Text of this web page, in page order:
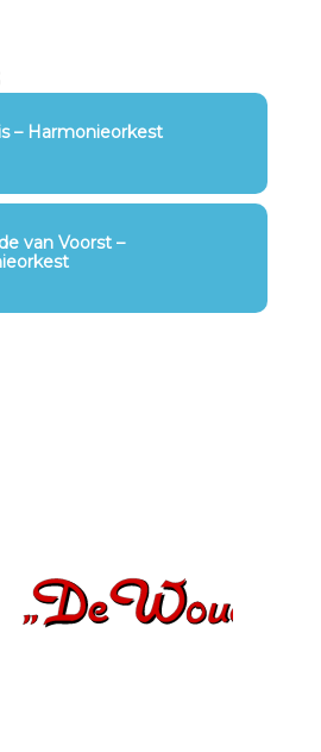
– Harmonieorkest
van Voorst –